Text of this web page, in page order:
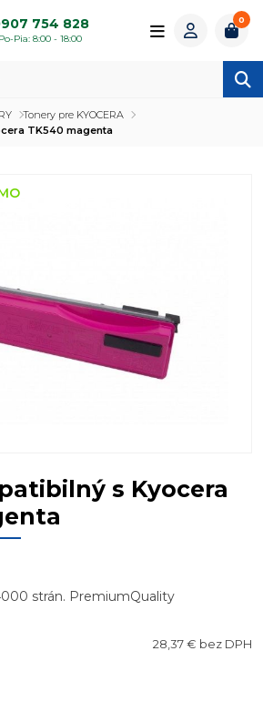
754 828
Po-Pia: 8:00 - 18:00
0
Tonery pre KYOCERA
TK540 magenta
s Kyocera
strán. PremiumQuality
28,37 € bez DPH